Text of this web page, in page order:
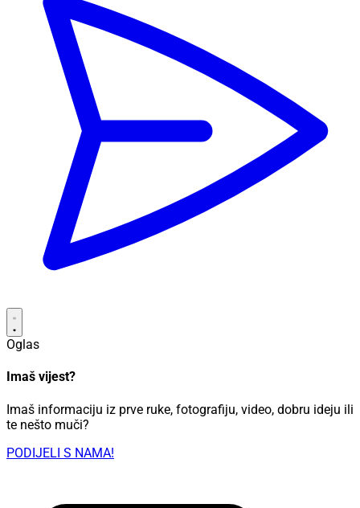
Oglas
Imaš vijest?
Imaš informaciju iz prve ruke, fotografiju, video, dobru ideju ili
te nešto muči?
PODIJELI S NAMA!